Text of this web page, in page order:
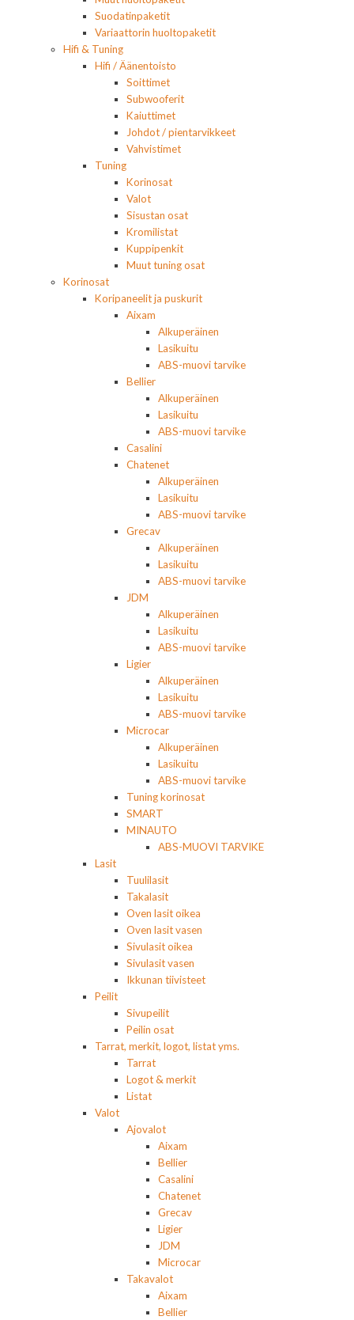
Suodatinpaketit
Variaattorin huoltopaketit
Hifi & Tuning
Hifi / Äänentoisto
Soittimet
Subwooferit
Kaiuttimet
Johdot / pientarvikkeet
Vahvistimet
Tuning
Korinosat
Valot
Sisustan osat
Kromilistat
Kuppipenkit
Muut tuning osat
Korinosat
Koripaneelit ja puskurit
Aixam
Alkuperäinen
Lasikuitu
ABS-muovi tarvike
Bellier
Alkuperäinen
Lasikuitu
ABS-muovi tarvike
Casalini
Chatenet
Alkuperäinen
Lasikuitu
ABS-muovi tarvike
Grecav
Alkuperäinen
Lasikuitu
ABS-muovi tarvike
JDM
Alkuperäinen
Lasikuitu
ABS-muovi tarvike
Ligier
Alkuperäinen
Lasikuitu
ABS-muovi tarvike
Microcar
Alkuperäinen
Lasikuitu
ABS-muovi tarvike
Tuning korinosat
SMART
MINAUTO
ABS-MUOVI TARVIKE
Lasit
Tuulilasit
Takalasit
Oven lasit oikea
Oven lasit vasen
Sivulasit oikea
Sivulasit vasen
Ikkunan tiivisteet
Peilit
Sivupeilit
Peilin osat
Tarrat, merkit, logot, listat yms.
Tarrat
Logot & merkit
Listat
Valot
Ajovalot
Aixam
Bellier
Casalini
Chatenet
Grecav
Ligier
JDM
Microcar
Takavalot
Aixam
Bellier